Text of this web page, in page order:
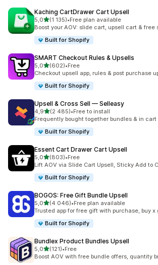
Kaching CartDrawer Cart Upsell
5,0/ 5 tähteä
(1 135)
1135 arvostelua yhteensä
•Free plan available
Boost your AOV: slide cart, upsell cart & free
Built for Shopify
SMART Checkout Rules & Upsells
5,0/ 5 tähteä
(602)
602 arvostelua yhteensä
•Free
Checkout upsell app, rules & post purchase
Built for Shopify
Upsell & Cross Sell — Selleasy
4,9/ 5 tähteä
(2 485)
2485 arvostelua yhteensä
•Free to install
Frequently bought together bundles & in cart
Built for Shopify
Essent Cart Drawer Cart Upsell
5,0/ 5 tähteä
(803)
803 arvostelua yhteensä
•Free
Lift AOV via Slide Cart Upsell, Sticky Add to
Built for Shopify
BOGOS: Free Gift Bundle Upsell
5,0/ 5 tähteä
(4 046)
4046 arvostelua yhteensä
•Free plan available
Trusted app for free gift with purchase, buy x
Built for Shopify
Bundlex Product Bundles Upsell
5,0/ 5 tähteä
(121)
121 arvostelua yhteensä
•Free
Boost AOV with free bundle offers, quantity